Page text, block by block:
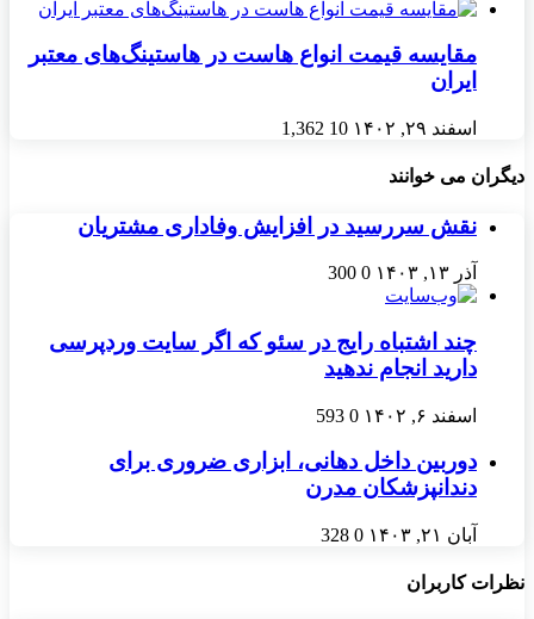
مقایسه قیمت انواع هاست در هاستینگ‌های معتبر
ایران
اسفند ۲۹, ۱۴۰۲ 10
1,362
دیگران می خوانند
نقش سررسید در افزایش وفاداری مشتریان
آذر ۱۳, ۱۴۰۳ 0
300
چند اشتباه رایج در سئو که اگر سایت وردپرسی
دارید انجام ندهید
اسفند ۶, ۱۴۰۲ 0
593
دوربین داخل دهانی، ابزاری ضروری برای
دندانپزشکان مدرن
آبان ۲۱, ۱۴۰۳ 0
328
نظرات کاربران